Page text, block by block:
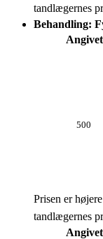
tandlægernes
Behandling:
500
Prisen er
tandlægernes